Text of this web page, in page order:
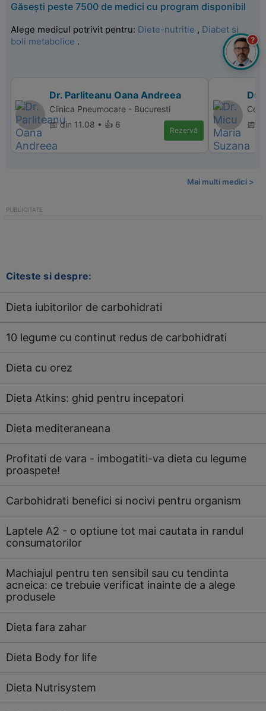
Găsești peste 7500 de medici cu program disponibil
Alege medicul potrivit pentru: Diete-nutritie , Diabet si
boli metabolice .
Dr. Parliteanu Oana Andreea
Clinica Pneumocare - Bucuresti
📅 din 11.08 • 👍 6
Rezervă
Dr.
📅
Mai multi medici >
Citeste si despre:
Dieta iubitorilor de carbohidrati
10 legume cu continut redus de carbohidrati
Dieta cu orez
Dieta Atkins: ghid pentru incepatori
Dieta mediteraneana
Profitati de vara - imbogatiti-va dieta cu legume
proaspete!
Carbohidrati benefici si nocivi pentru organism
Laptele A2 - o optiune tot mai cautata in randul
consumatorilor
Machiajul pentru ten sensibil sau cu tendinta
acneica: ce trebuie verificat inainte de a alege
produsele
Dieta fara zahar
Dieta Body for life
Dieta Nutrisystem
?